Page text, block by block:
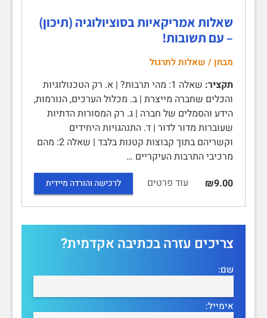
שאלות אמריקאיות בסוציולוגיה (תיכון)
– עם תשובות!
מבחן / שאלות לתרגול
תקציר:
שאלה 1: מהי תרבות? | א. רק הטכנולוגיות
והכלים שחברה מייצרת | ב. מכלול הערכים, הנורמות,
הידע והסמלים של חברה | ג. רק המסורות הדתיות
שעוברות מדור לדור | ד. התנהגויות היחידים
וקשריהם בתוך קבוצות קטנות בלבד | שאלה 2: מהם
מרכיבי התרבות העיקריים …
₪9.00
עוד פרטים לרכישה והורדה מיידית
צריכים עזרה בכתיבה אקדמית?
שם:
אימייל: